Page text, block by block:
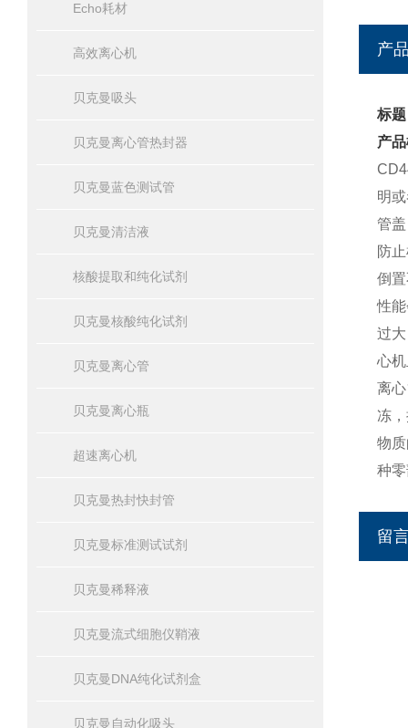
Echo耗材
高效离心机
贝克曼吸头
贝克曼离心管热封器
贝克曼蓝色测试管
贝克曼清洁液
核酸提取和纯化试剂
贝克曼核酸纯化试剂
贝克曼离心管
贝克曼离心瓶
超速离心机
贝克曼热封快封管
贝克曼标准测试试剂
贝克曼稀释液
贝克曼流式细胞仪鞘液
贝克曼DNA纯化试剂盒
贝克曼自动化吸头
产
标
产
明
管
防
倒
性
过
心
离
冻
物
种
留